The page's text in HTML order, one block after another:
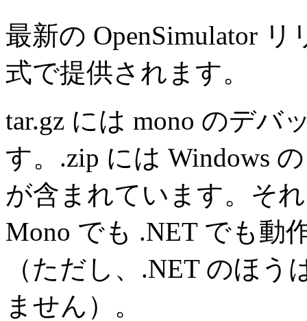
最新の OpenSimulator
式で提供されます。
tar.gz には mono のデバ
す。.zip には Windows
が含まれています。そ
Mono でも .NET でも動
（ただし、.NET のほ
ません）。